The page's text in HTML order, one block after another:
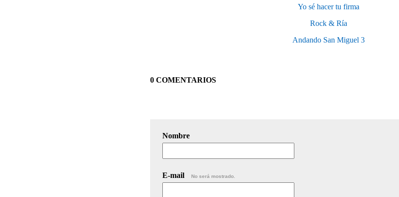
Yo sé hacer tu firma
Rock & Ría
Andando San Miguel 3
0 COMENTARIOS
Nombre
E-mail No será mostrado.